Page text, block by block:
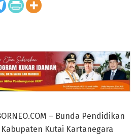
– Bunda Pendidikan
Kabupaten Kutai Kartanegara